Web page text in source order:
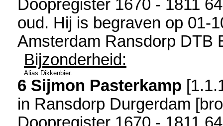
Doopregister 1670 - 1811
oud. Hij is begraven op 01-
Amsterdam Ransdorp DTB
Bijzonderheid:
Alias Dikkenbier.
6 Sijmon Pasterkamp [
in Ransdorp Durgerdam [
Doopregister 1670 - 1811